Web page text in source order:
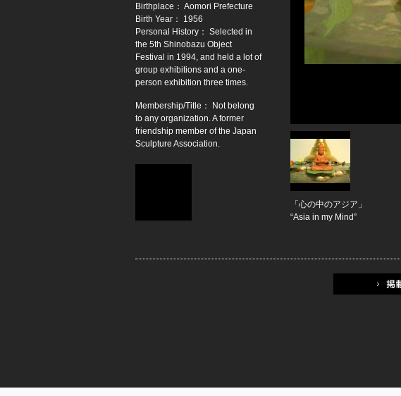
Birthplace： Aomori Prefecture
Birth Year： 1956
Personal History： Selected in
the 5th Shinobazu Object
Festival in 1994, and held a lot of
group exhibitions and a one-
person exhibition three times.
Membership/Title： Not belong
to any organization. A former
friendship member of the Japan
Sculpture Association.
「心の中のアジア」
“Asia in my Mind”